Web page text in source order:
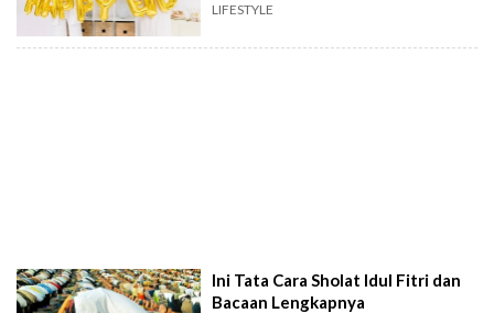
LIFESTYLE
Ini Tata Cara Sholat Idul Fitri dan
Bacaan Lengkapnya